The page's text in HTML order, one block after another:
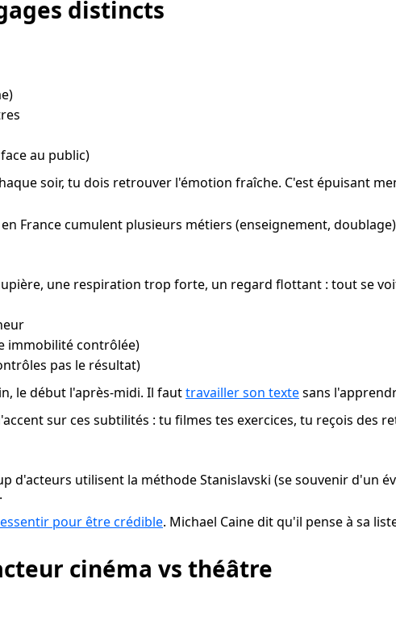
distincts
au public)
soir, tu dois retrouver l'émotion fraîche. C'est épuisant
en France cumulent plusieurs métiers (enseignement,
une respiration trop forte, un regard flottant : tout se
immobilité contrôlée)
pas le résultat)
le début l'après-midi. Il faut travailler son texte sans
sur ces subtilités : tu filmes tes exercices, tu reçois des
d'acteurs utilisent la méthode Stanislavski (se souvenir d'un
pour être crédible. Michael Caine dit qu'il pense à sa
cinéma vs théâtre